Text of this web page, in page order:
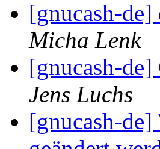
[gnucash-
Micha Lenk
[gnucash-
Jens Luchs
[gnucash-